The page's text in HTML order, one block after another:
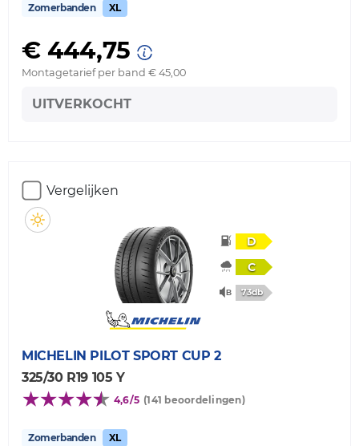
Zomerbanden XL
€ 444,75
Montagetarief per band € 45,00
UITVERKOCHT
Vergelijken
D
C
73db
MICHELIN PILOT SPORT CUP 2
325/30 R19 105 Y
4,6/5 (141 beoordelingen)
Zomerbanden XL